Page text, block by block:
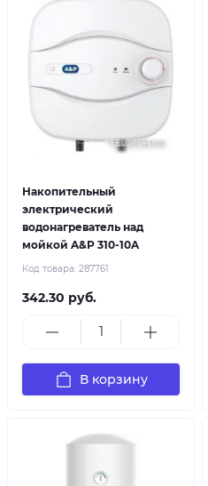
Накопительный
электрический
водонагреватель над
мойкой A&P 310-10A
Код товара: 287761
342.30 руб.
В корзину